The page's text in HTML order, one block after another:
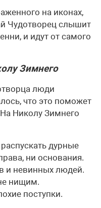
на иконах,
Чудотворец слышит
и идут от самого
Зимнего
люди
что это поможет
Николу Зимнего
дурные
ни основания.
и невинных людей.
нищим.
поступки.